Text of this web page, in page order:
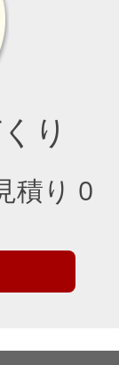
り
積り 0